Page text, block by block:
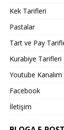
Kek Tarifleri
Pastalar
Tart ve Pay
Kurabiye Tarifleri
Youtube Kanalım
Facebook
İletişim